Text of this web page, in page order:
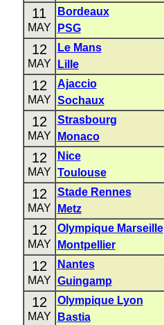
11
MAY
Bordeaux
PSG
12
MAY
Le Mans
Lille
12
MAY
Ajaccio
Sochaux
12
MAY
Strasbourg
Monaco
12
MAY
Nice
Toulouse
12
MAY
Stade Rennes
Metz
12
MAY
Olympique Marseille
Montpellier
12
MAY
Nantes
Guingamp
12
MAY
Olympique Lyon
Bastia